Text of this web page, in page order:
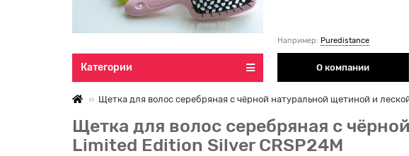
Например: Puredistance
Категории О компании
Щетка для волос серебряная с чёрной натуральной щетиной и
Щетка для волос серебряная с
Limited Edition Silver CRSP24M